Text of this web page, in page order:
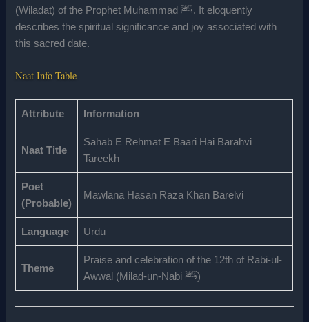
(Wiladat) of the Prophet Muhammad ﷺ. It eloquently
describes the spiritual significance and joy associated with
this sacred date.
Naat Info Table
Attribute Information
Naat Title
Sahab E Rehmat E Baari Hai Barahvi
Tareekh
Poet
(Probable)
Mawlana Hasan Raza Khan Barelvi
Language Urdu
Theme
Praise and celebration of the 12th of Rabi-ul-
Awwal (Milad-un-Nabi ﷺ)